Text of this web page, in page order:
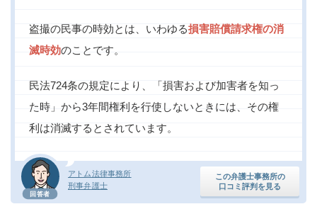
回答者
アトム法律事務所
刑事弁護士
この弁護士事務所の
口コミ評判を見る
盗撮の民事の時効とは、いわゆる損害賠償請求権の消
滅時効のことです。
民法724条の規定により、「損害および加害者を知っ
た時」から3年間権利を行使しないときには、その権
利は消滅するとされています。